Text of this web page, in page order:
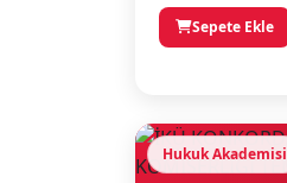
Sepete Ekle
Hukuk Akademisi